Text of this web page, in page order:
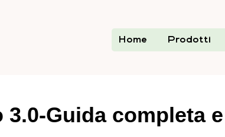
Home Prodotti
Guida completa